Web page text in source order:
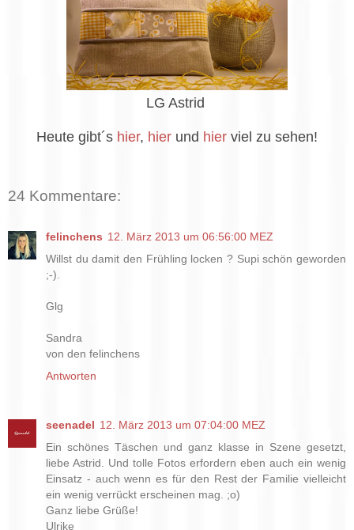
LG Astrid
Heute gibt´s hier, hier und hier viel zu sehen!
24 Kommentare:
felinchens 12. März 2013 um 06:56:00 MEZ
Willst du damit den Frühling locken ? Supi schön geworden
;-).
Glg
Sandra
von den felinchens
Antworten
seenadel 12. März 2013 um 07:04:00 MEZ
Ein schönes Täschen und ganz klasse in Szene gesetzt,
liebe Astrid. Und tolle Fotos erfordern eben auch ein wenig
Einsatz - auch wenn es für den Rest der Familie vielleicht
ein wenig verrückt erscheinen mag. ;o)
Ganz liebe Grüße!
Ulrike